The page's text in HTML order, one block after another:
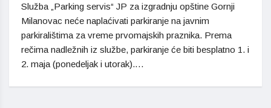
Služba „Parking servis“ JP za izgradnju opštine Gornji
Milanovac neće naplaćivati parkiranje na javnim
parkiralištima za vreme prvomajskih praznika. Prema
rečima nadležnih iz službe, parkiranje će biti besplatno 1. i
2. maja (ponedeljak i utorak).…